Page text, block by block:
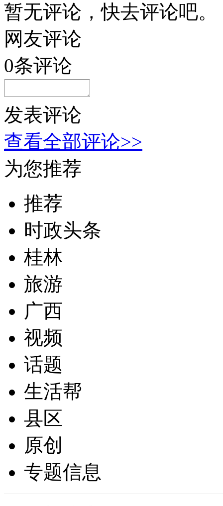
暂无评论，快去评论吧。
网友评论
0条评论
发表评论
查看全部评论>>
为您推荐
推荐
时政头条
桂林
旅游
广西
视频
话题
生活帮
县区
原创
专题信息